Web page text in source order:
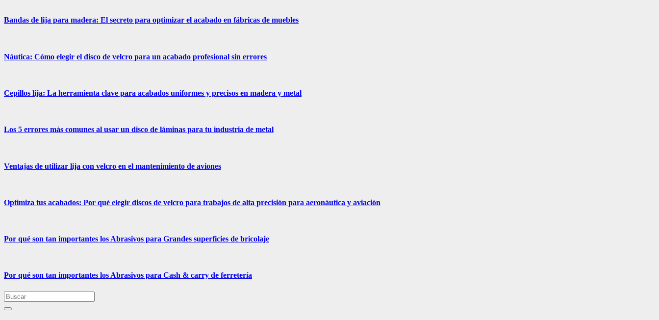
Bandas de lija para madera: El secreto para optimizar el acabado en fábricas de muebles
Náutica: Cómo elegir el disco de velcro para un acabado profesional sin errores
Cepillos lija: La herramienta clave para acabados uniformes y precisos en madera y metal
Los 5 errores más comunes al usar un disco de láminas para tu industria de metal
Ventajas de utilizar lija con velcro en el mantenimiento de aviones
Optimiza tus acabados: Por qué elegir discos de velcro para trabajos de alta precisión para aeronáutica y aviación
Por qué son tan importantes los Abrasivos para Grandes superficies de bricolaje
Por qué son tan importantes los Abrasivos para Cash & carry de ferretería